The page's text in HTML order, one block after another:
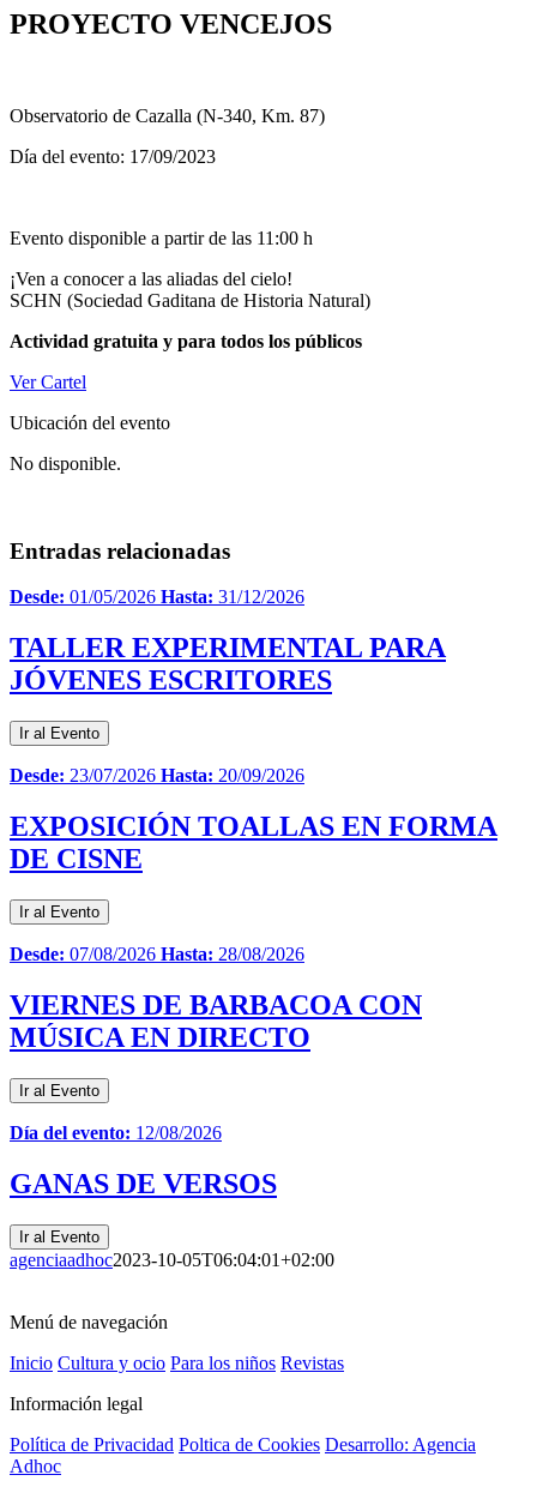
PROYECTO VENCEJOS
Observatorio de Cazalla (N-340, Km. 87)
Día del evento: 17/09/2023
Evento disponible a partir de las 11:00 h
¡Ven a conocer a las aliadas del cielo!
SCHN (Sociedad Gaditana de Historia Natural)
Actividad gratuita y para todos los públicos
Ver Cartel
Ubicación del evento
No disponible.
Entradas relacionadas
Desde: 01/05/2026 Hasta: 31/12/2026
TALLER EXPERIMENTAL PARA
JÓVENES ESCRITORES
Ir al Evento
Desde: 23/07/2026 Hasta: 20/09/2026
EXPOSICIÓN TOALLAS EN FORMA
DE CISNE
Ir al Evento
Desde: 07/08/2026 Hasta: 28/08/2026
VIERNES DE BARBACOA CON
MÚSICA EN DIRECTO
Ir al Evento
Día del evento: 12/08/2026
GANAS DE VERSOS
Ir al Evento
agenciaadhoc2023-10-05T06:04:01+02:00
Menú de navegación
Inicio Cultura y ocio Para los niños Revistas
Información legal
Política de Privacidad Poltica de Cookies Desarrollo: Agencia
Adhoc